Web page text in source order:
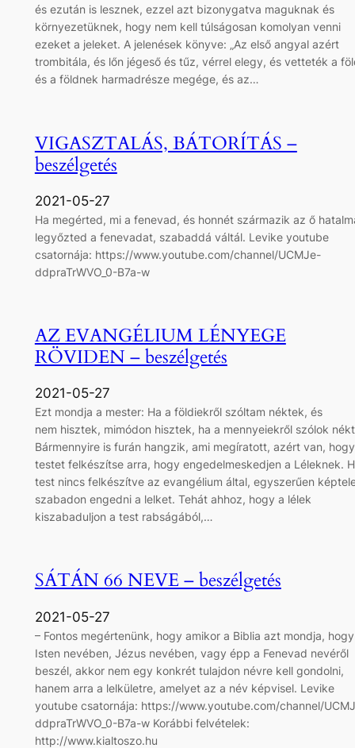
és ezután is lesznek, ezzel azt bizonygatva maguknak és
környezetüknek, hogy nem kell túlságosan komolyan venni
ezeket a jeleket. A jelenések könyve: „Az első angyal azért
trombitála, és lőn jégeső és tűz, vérrel elegy, és vetteték a
és a földnek harmadrésze megége, és az…
VIGASZTALÁS, BÁTORÍTÁS –
beszélgetés
2021-05-27
Ha megérted, mi a fenevad, és honnét származik az ő
legyőzted a fenevadat, szabaddá váltál. Levike youtube
csatornája: https://www.youtube.com/channel/UCMJe-
ddpraTrWVO_0-B7a-w
AZ EVANGÉLIUM LÉNYEGE
RÖVIDEN – beszélgetés
2021-05-27
Ezt mondja a mester: Ha a földiekről szóltam néktek, és
nem hisztek, mimódon hisztek, ha a mennyeiekről szólok
Bármennyire is furán hangzik, ami megíratott, azért van,
testet felkészítse arra, hogy engedelmeskedjen a Léleknek.
test nincs felkészítve az evangélium által, egyszerűen
szabadon engedni a lelket. Tehát ahhoz, hogy a lélek
kiszabaduljon a test rabságából,…
SÁTÁN 66 NEVE – beszélgetés
2021-05-27
– Fontos megértenünk, hogy amikor a Biblia azt mondja, hogy
Isten nevében, Jézus nevében, vagy épp a Fenevad nevéről
beszél, akkor nem egy konkrét tulajdon névre kell gondolni,
hanem arra a lelkületre, amelyet az a név képvisel. Levike
youtube csatornája: https://www.youtube.com/channel/
ddpraTrWVO_0-B7a-w Korábbi felvételek:
http://www.kialtoszo.hu